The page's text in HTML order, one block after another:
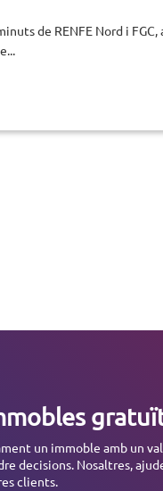
de RENFE Nord i FGC,
un immoble amb un
decisions. Nosaltres,
clients.